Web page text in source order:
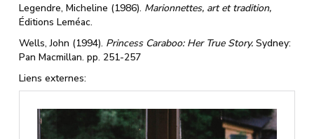
Legendre, Micheline (1986). Marionnettes, art et tradition,
Éditions Leméac.
Wells, John (1994). Princess Caraboo: Her True Story. Sydney:
Pan Macmillan. pp. 251-257
Liens externes: